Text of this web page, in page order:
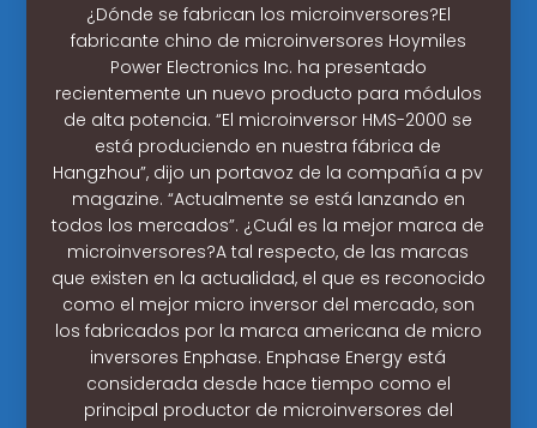
¿Dónde se fabrican los microinversores?El
fabricante chino de microinversores Hoymiles
Power Electronics Inc. ha presentado
recientemente un nuevo producto para módulos
de alta potencia. “El microinversor HMS-2000 se
está produciendo en nuestra fábrica de
Hangzhou”, dijo un portavoz de la compañía a pv
magazine. “Actualmente se está lanzando en
todos los mercados”. ¿Cuál es la mejor marca de
microinversores?A tal respecto, de las marcas
que existen en la actualidad, el que es reconocido
como el mejor micro inversor del mercado, son
los fabricados por la marca americana de micro
inversores Enphase. Enphase Energy está
considerada desde hace tiempo como el
principal productor de microinversores del